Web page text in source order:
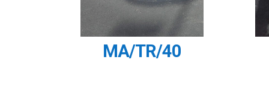
MA/TR/40